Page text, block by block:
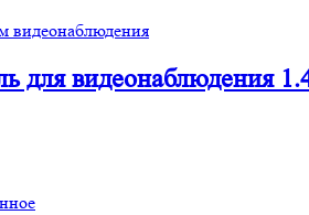
видеонаблюдения
для видеонаблюдения